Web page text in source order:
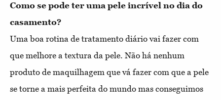
Como se pode ter uma pele incrível no dia do
Uma boa rotina de tratamento diário vai fazer com
que melhore a textura da pele. Não há nenhum
produto de maquilhagem que vá fazer com que a pele
se torne a mais perfeita do mundo mas conseguimos